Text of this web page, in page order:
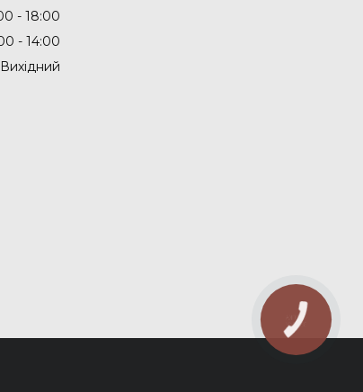
18:00
14:00
Вихідний
КНОПКА
ЗВ'ЯЗКУ